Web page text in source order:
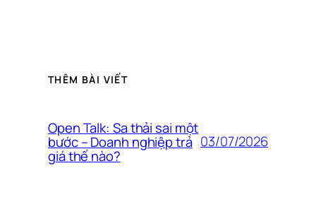
THÊM BÀI VIẾT
Open Talk: Sa thải sai một
bước – Doanh nghiệp trả
giá thế nào?
03/07/2026